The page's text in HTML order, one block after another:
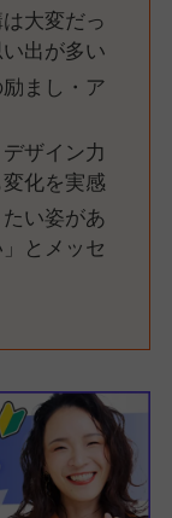
大変だっ
出が多い
まし・ア
ザイン力
化を実感
い姿があ
とメッセ